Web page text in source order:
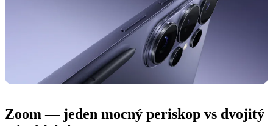
Zoom — jeden mocný periskop vs dvojitý